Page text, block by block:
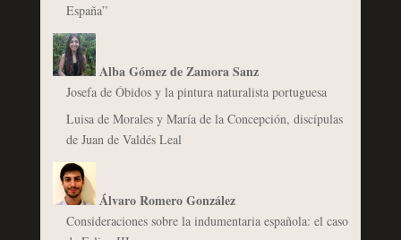
España”
Alba Gómez de Zamora Sanz
Josefa de Óbidos y la pintura naturalista portuguesa
Luisa de Morales y María de la Concepción, discípulas
de Juan de Valdés Leal
Álvaro Romero González
Consideraciones sobre la indumentaria española: el caso